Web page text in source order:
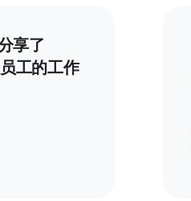
享了
工的工作